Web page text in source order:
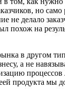
но
не делало
похож на
в другом
а не
продукта мы